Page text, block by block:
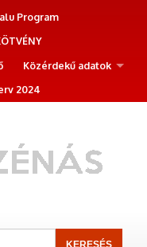
Program
Közérdekű adatok
2024